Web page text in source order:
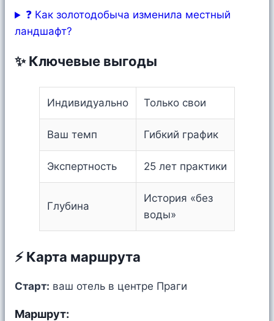
❓ Как золотодобыча изменила местный
ландшафт?
✨ Ключевые выгоды
Индивидуально Только свои
Ваш темп Гибкий график
Экспертность 25 лет практики
Глубина
История «без
воды»
⚡ Карта маршрута
Старт: ваш отель в центре Праги
Маршрут: